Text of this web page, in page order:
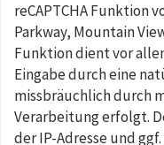
reCAPTCHA Funktion
Parkway, Mountain
Funktion dient vor
Eingabe durch eine
missbräuchlich durch
Verarbeitung erfolgt.
der IP-Adresse und